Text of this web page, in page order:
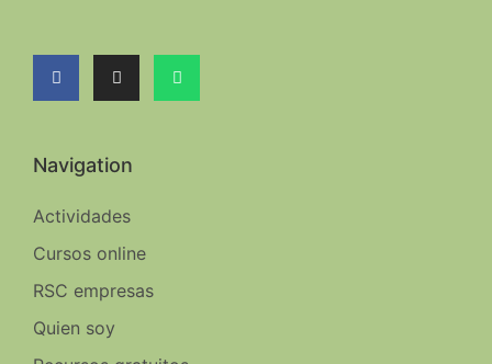
Navigation
Actividades
Cursos online
RSC empresas
Quien soy